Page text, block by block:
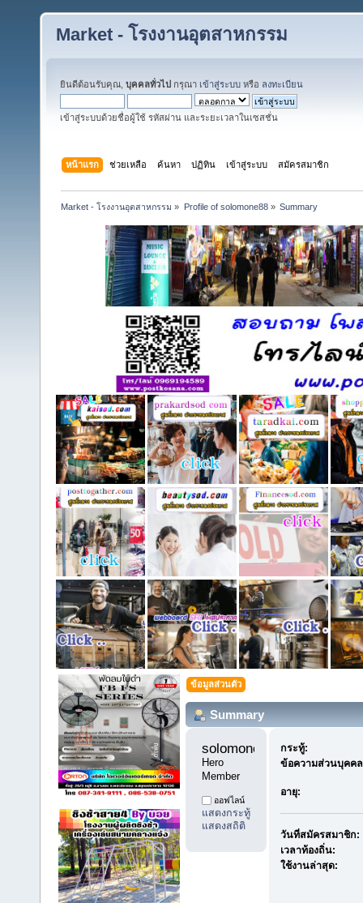
Market - โรงงานอุตสาหกรรม
ยินดีต้อนรับคุณ, บุคคลทั่วไป กรุณา เข้าสู่ระบบ หรือ ลงทะเบียน
เข้าสู่ระบบด้วยชื่อผู้ใช้ รหัสผ่าน และระยะเวลาในเซสชั่น
หน้าแรก ช่วยเหลือ ค้นหา ปฏิทิน เข้าสู่ระบบ สมัครสมาชิก
Market - โรงงานอุตสาหกรรม » Profile of solomone88» Summary
ข้อมูลส่วนตัว
Summary
Hero
Member
ออฟไลน์
แสดงกระทู้
แสดงสถิติ
กระทู้:
ข้อความส่วนบุคค
อายุ:
วันที่สมัครสมาชิก:
เวลาท้องถิ่น:
ใช้งานล่าสุด: